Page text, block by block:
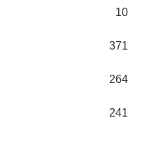
10
371
264
241